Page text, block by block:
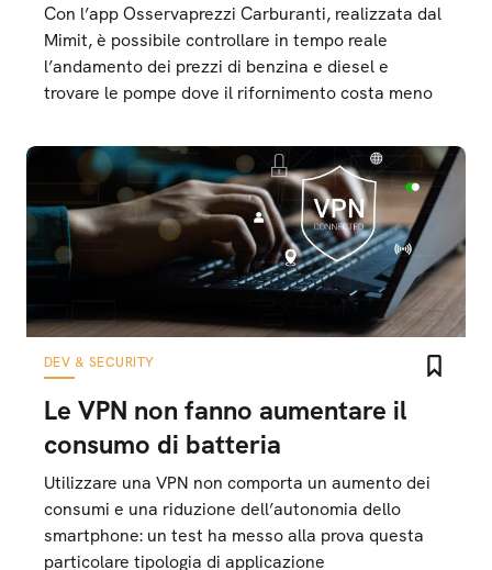
Con l’app Osservaprezzi Carburanti, realizzata dal
Mimit, è possibile controllare in tempo reale
l’andamento dei prezzi di benzina e diesel e
trovare le pompe dove il rifornimento costa meno
DEV & SECURITY
Le VPN non fanno aumentare il
consumo di batteria
Utilizzare una VPN non comporta un aumento dei
consumi e una riduzione dell’autonomia dello
smartphone: un test ha messo alla prova questa
particolare tipologia di applicazione